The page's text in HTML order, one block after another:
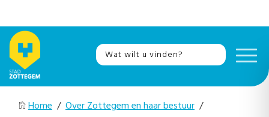
Home / Over Zottegem en haar bestuur /